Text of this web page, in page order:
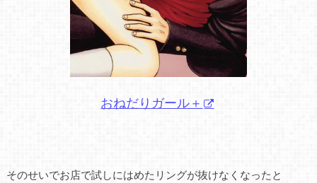
おねだりガール＋
そのせいでお店で試しにはめたリングが抜けなくなったと